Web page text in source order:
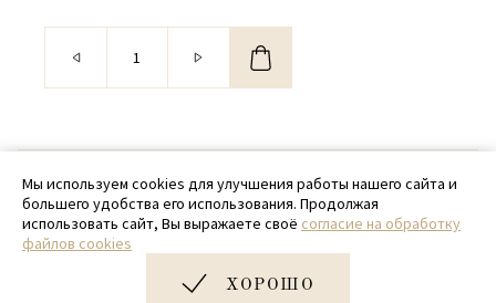
© 2020 - 2026 SamPack
+ 7 (918) 699-97-87
zakaz@sampack.store
Дизайн и разработка сайта
Мы используем cookies для улучшения работы нашего сайта и
большего удобства его использования. Продолжая
использовать сайт, Вы выражаете своё согласие на обработку
файлов cookies
ХОРОШО